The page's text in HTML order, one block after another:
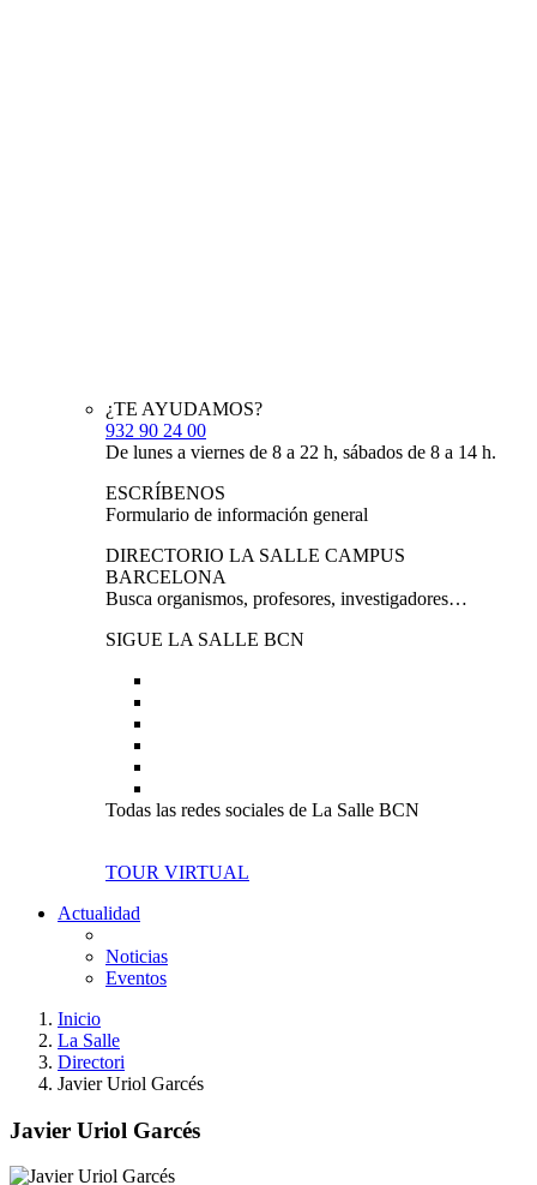
¿TE AYUDAMOS?
932 90 24 00
De lunes a viernes de 8 a 22 h, sábados de 8 a 14 h.
ESCRÍBENOS
Formulario de información general
DIRECTORIO LA SALLE CAMPUS
BARCELONA
Busca organismos, profesores, investigadores…
SIGUE LA SALLE BCN
Todas las redes sociales de La Salle BCN
TOUR VIRTUAL
Actualidad
Noticias
Eventos
Inicio
La Salle
Directori
Javier Uriol Garcés
Javier Uriol Garcés